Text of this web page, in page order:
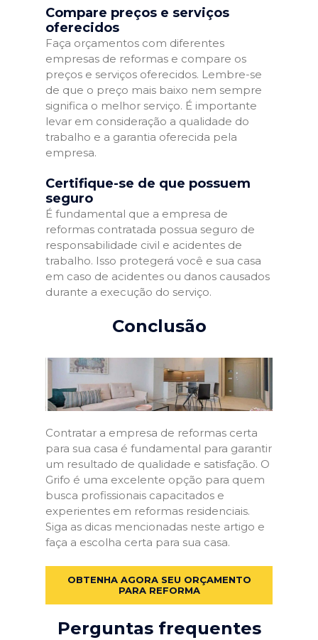
Compare preços e serviços
oferecidos
Faça orçamentos com diferentes
empresas de reformas e compare os
preços e serviços oferecidos. Lembre-se
de que o preço mais baixo nem sempre
significa o melhor serviço. É importante
levar em consideração a qualidade do
trabalho e a garantia oferecida pela
empresa.
Certifique-se de que possuem
seguro
É fundamental que a empresa de
reformas contratada possua seguro de
responsabilidade civil e acidentes de
trabalho. Isso protegerá você e sua casa
em caso de acidentes ou danos causados
durante a execução do serviço.
Conclusão
Contratar a empresa de reformas certa
para sua casa é fundamental para garantir
um resultado de qualidade e satisfação. O
Grifo é uma excelente opção para quem
busca profissionais capacitados e
experientes em reformas residenciais.
Siga as dicas mencionadas neste artigo e
faça a escolha certa para sua casa.
OBTENHA AGORA SEU ORÇAMENTO
PARA REFORMA
Perguntas frequentes